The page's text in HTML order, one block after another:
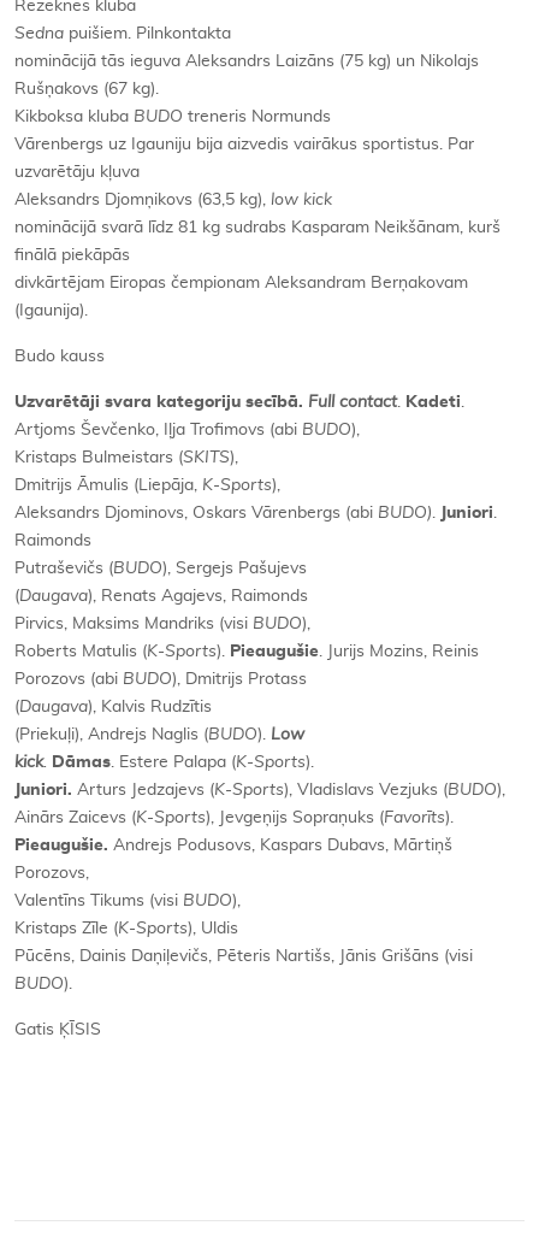
Rēzeknes kluba
Sedna puišiem. Pilnkontakta
nominācijā tās ieguva Aleksandrs Laizāns (75 kg) un Nikolajs
Rušņakovs (67 kg).
Kikboksa kluba BUDO treneris Normunds
Vārenbergs uz Igauniju bija aizvedis vairākus sportistus. Par
uzvarētāju kļuva
Aleksandrs Djomņikovs (63,5 kg), low kick
nominācijā svarā līdz 81 kg sudrabs Kasparam Neikšānam, kurš
finālā piekāpās
divkārtējam Eiropas čempionam Aleksandram Berņakovam
(Igaunija).
Budo kauss
Uzvarētāji svara kategoriju secībā. Full contact. Kadeti.
Artjoms Ševčenko, Iļja Trofimovs (abi BUDO),
Kristaps Bulmeistars (SKITS),
Dmitrijs Āmulis (Liepāja, K-Sports),
Aleksandrs Djominovs, Oskars Vārenbergs (abi BUDO). Juniori.
Raimonds
Putraševičs (BUDO), Sergejs Pašujevs
(Daugava), Renats Agajevs, Raimonds
Pirvics, Maksims Mandriks (visi BUDO),
Roberts Matulis (K-Sports). Pieaugušie. Jurijs Mozins, Reinis
Porozovs (abi BUDO), Dmitrijs Protass
(Daugava), Kalvis Rudzītis
(Priekuļi), Andrejs Naglis (BUDO). Low
kick. Dāmas. Estere Palapa (K-Sports).
Juniori. Arturs Jedzajevs (K-Sports), Vladislavs Vezjuks (BUDO),
Ainārs Zaicevs (K-Sports), Jevgeņijs Sopraņuks (Favorīts).
Pieaugušie. Andrejs Podusovs, Kaspars Dubavs, Mārtiņš
Porozovs,
Valentīns Tikums (visi BUDO),
Kristaps Zīle (K-Sports), Uldis
Pūcēns, Dainis Daņiļevičs, Pēteris Nartišs, Jānis Grišāns (visi
BUDO).
Gatis ĶĪSIS